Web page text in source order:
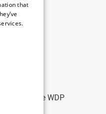
voor onze WDP
that